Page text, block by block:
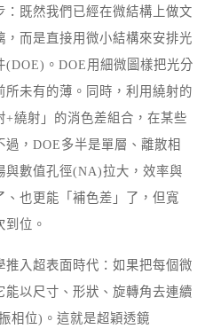
既然我們已經在微結構上做文
而是直接用微小結構來安排光
(DOE)。DOE用細微圖樣把光分
未有的薄。同時，利用繞射的
繞射」的消色差組合，在某些
，DOE多半是單層、離散相
與數值孔徑(NA)拉大，效率與
也更能「補色差」了，但寬
位。
入超表面時代：如果把每個微
以尺寸、形狀、旋轉角去連續
相位)。這就是超穎透鏡